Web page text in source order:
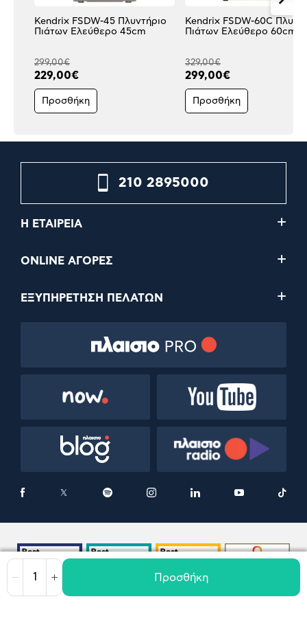
Μείωση Αύξηση Προσθήκη
Kendrix FSDW-45 Πλυντήριο
Πιάτων Ελεύθερο 45cm
299,00€
229,00€
Προσθήκη
Kendrix FSDW-60C
Πιάτων Ελεύθερο 60cm
329,00€
299,00€
Προσθήκη
210 2895000
Η ΕΤΑΙΡΕΙΑ
ONLINE ΑΓΟΡΕΣ
ΕΞΥΠΗΡΕΤΗΣΗ ΠΕΛΑΤΩΝ